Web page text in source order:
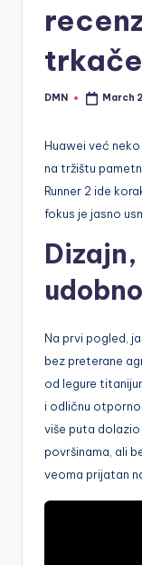
trkače
Posted
DMN March
Huawei već
na tržištu
Runner 2 ide
fokus je jasno
Na prvi pogled,
bez preterane
od legure
i odličnu
više puta
površinama, ali
veoma prijatan